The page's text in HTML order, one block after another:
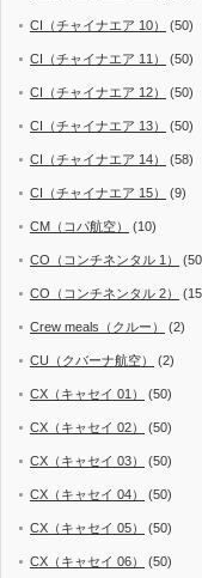
CI（チャイナエア 10） (50)
CI（チャイナエア 11） (50)
CI（チャイナエア 12） (50)
CI（チャイナエア 13） (50)
CI（チャイナエア 14） (58)
CI（チャイナエア 15） (9)
CM（コパ航空） (10)
CO（コンチネンタル 1）
CO（コンチネンタル 2）
Crew meals（クルー） (2)
CU（クバーナ航空） (2)
CX（キャセイ 01） (50)
CX（キャセイ 02） (50)
CX（キャセイ 03） (50)
CX（キャセイ 04） (50)
CX（キャセイ 05） (50)
CX（キャセイ 06） (50)